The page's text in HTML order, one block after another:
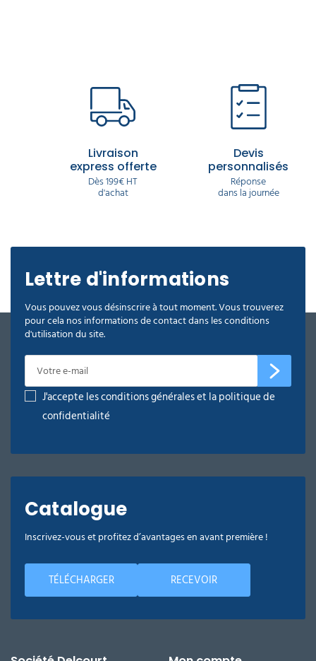
Livraison
express offerte
Dès 199€ HT
d'achat
Devis
personnalisés
Réponse
dans la journée
Lettre d'informations
Vous pouvez vous désinscrire à tout moment. Vous trouverez
pour cela nos informations de contact dans les conditions
d'utilisation du site.
J'accepte les conditions générales et la politique de
confidentialité
Catalogue
Inscrivez-vous et profitez d’avantages en avant première !
TÉLÉCHARGER RECEVOIR